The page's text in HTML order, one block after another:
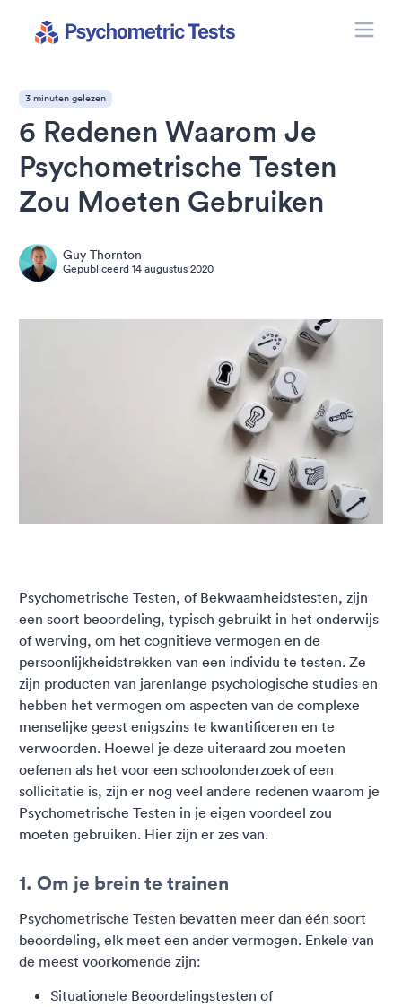
3 minuten gelezen
6 Redenen Waarom Je
Psychometrische Testen
Zou Moeten Gebruiken
Guy Thornton
Gepubliceerd14 augustus 2020
Psychometrische Testen, of Bekwaamheidstesten, zijn
een soort beoordeling, typisch gebruikt in het onderwijs
of werving, om het cognitieve vermogen en de
persoonlijkheidstrekken van een individu te testen. Ze
zijn producten van jarenlange psychologische studies en
hebben het vermogen om aspecten van de complexe
menselijke geest enigszins te kwantificeren en te
verwoorden. Hoewel je deze uiteraard zou moeten
oefenen als het voor een schoolonderzoek of een
sollicitatie is, zijn er nog veel andere redenen waarom je
Psychometrische Testen in je eigen voordeel zou
moeten gebruiken. Hier zijn er zes van.
1. Om je brein te trainen
Psychometrische Testen bevatten meer dan één soort
beoordeling, elk meet een ander vermogen. Enkele van
de meest voorkomende zijn:
Situationele Beoordelingstesten of